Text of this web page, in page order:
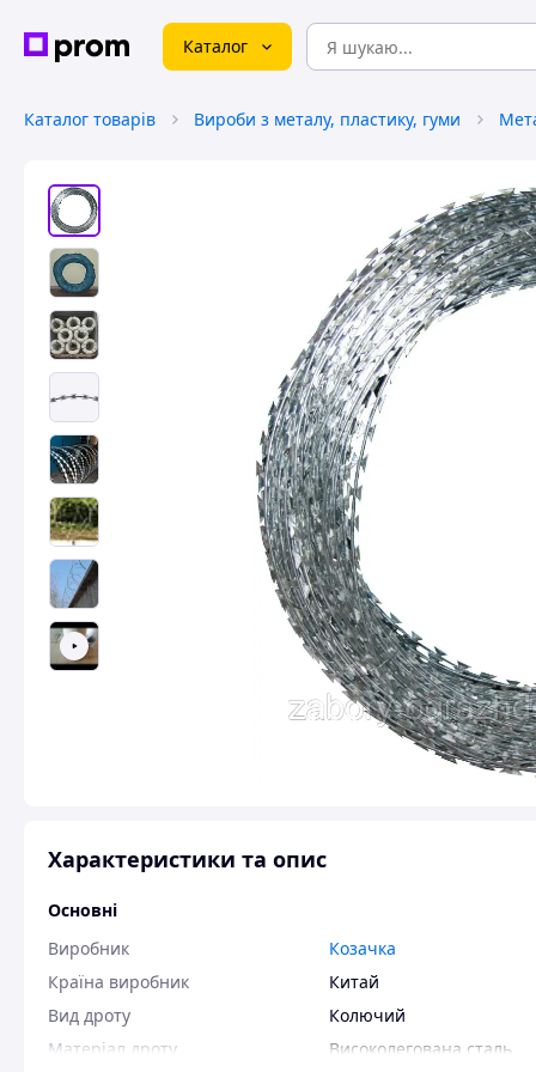
Каталог
Каталог товарів Вироби з металу, пластику, гуми
Характеристики та опис
Основні
Виробник
Козачка
Країна виробник
Китай
Вид дроту
Колючий
Матеріал дроту
Високолегована сталь